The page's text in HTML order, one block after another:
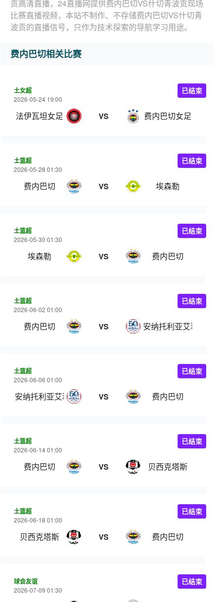
贡高清直播，24直播网提供费内巴切VS什切青波贡现场
比赛直播视频，本站不制作、不存储费内巴切VS什切青
波贡的直播信号，只作为技术探索的导航学习用途。
费内巴切相关比赛
土女超
2026-05-24 19:00
法伊瓦坦女足 VS 费内巴切女足
已结束
土篮超
2026-05-28 01:30
费内巴切 VS 埃森勒
已结束
土篮超
2026-05-30 01:30
埃森勒 VS 费内巴切
已结束
土篮超
2026-06-02 01:00
费内巴切 VS 安纳托利亚艾菲斯
已结束
土篮超
2026-06-06 01:00
安纳托利亚艾菲斯 VS 费内巴切
已结束
土篮超
2026-06-14 01:00
费内巴切 VS 贝西克塔斯
已结束
土篮超
2026-06-18 01:00
贝西克塔斯 VS 费内巴切
已结束
球会友谊
2026-07-09 01:30
已结束